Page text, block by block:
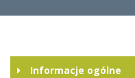
Informacje ogólne